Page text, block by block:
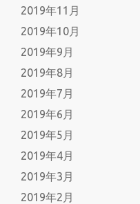
2019年11月
2019年10月
2019年9月
2019年8月
2019年7月
2019年6月
2019年5月
2019年4月
2019年3月
2019年2月